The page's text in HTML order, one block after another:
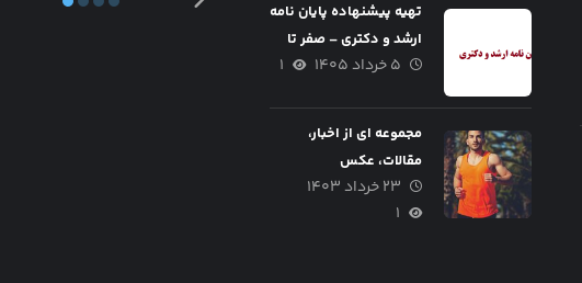
تهیه پیشنهاده پایان نامه
ارشد و دکتری – صفر تا
صد ۵ خرداد ۱۴۰۵ ۱
مجموعه ای از اخبار،
مقالات، عکس
۲۳ خرداد ۱۴۰۳
۱